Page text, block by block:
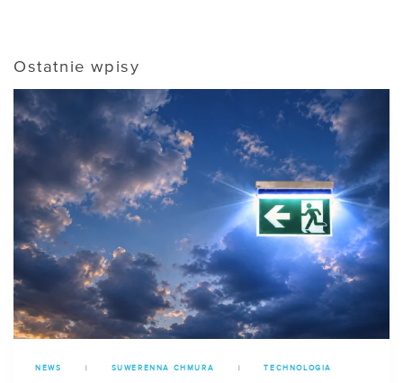
Ostatnie wpisy
NEWS SUWERENNA CHMURA TECHNOLOGIA